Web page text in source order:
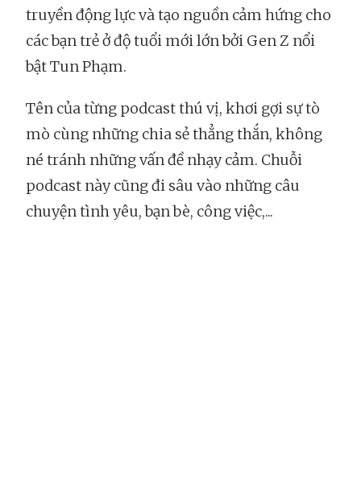
truyền động lực và tạo nguồn cảm hứng cho
các bạn trẻ ở độ tuổi mới lớn bởi Gen Z nổi
bật Tun Phạm.
Tên của từng podcast thú vị, khơi gợi sự tò
mò cùng những chia sẻ thẳng thắn, không
né tránh những vấn đề nhạy cảm. Chuỗi
podcast này cũng đi sâu vào những câu
chuyện tình yêu, bạn bè, công việc,...